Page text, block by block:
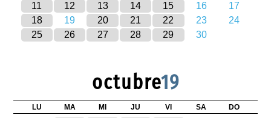
11
12 13 14 15 16
17
18
19 20 21 22 23
24
25
26 27 28 29 30
octubre19
LU MA MI JU VI SA DO